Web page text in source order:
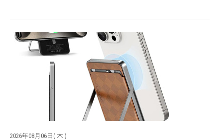
2026年08月06日( 木 )